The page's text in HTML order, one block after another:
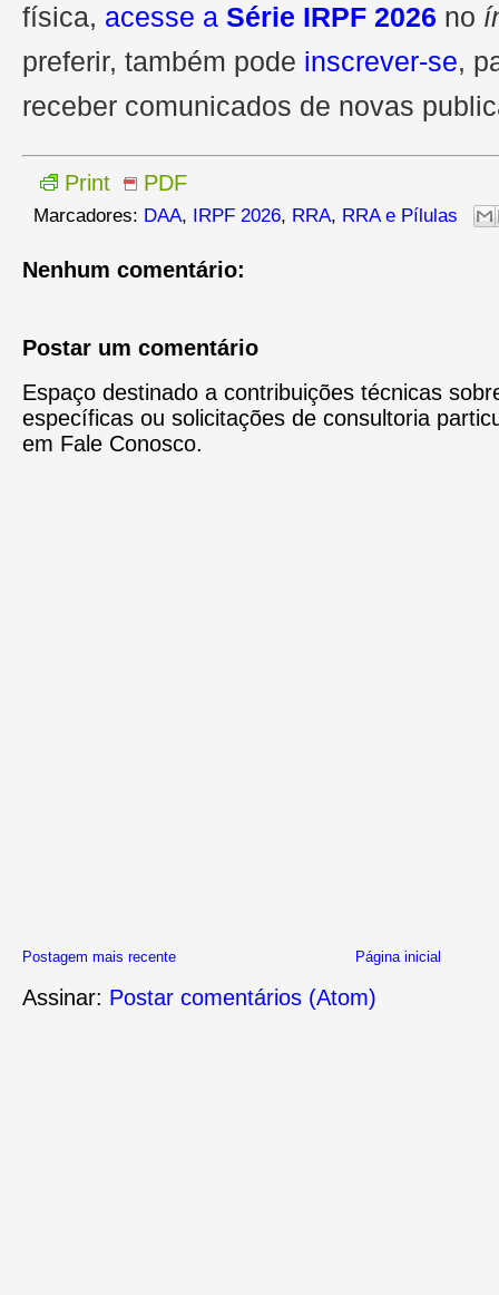
física, acesse a Série IRPF 2026 no
preferir, também pode inscrever-se,
receber comunicados de novas
Print PDF
Marcadores: DAA, IRPF 2026, RRA, RRA e Pílulas
Nenhum comentário:
Postar um comentário
Espaço destinado a contribuições técnicas
específicas ou solicitações de consultoria
em Fale Conosco.
Postagem mais recente Página inicial
Assinar: Postar comentários (Atom)